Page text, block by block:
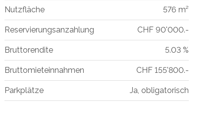
Nutzfläche 576 m²
Reservierungsanzahlung CHF 90'000.-
Bruttorendite 5.03 %
Bruttomieteinnahmen CHF 155'800.-
Parkplätze Ja, obligatorisch